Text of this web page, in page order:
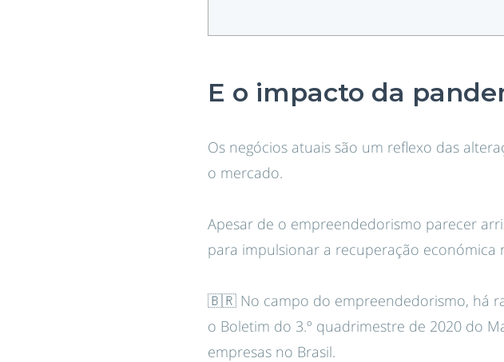
E o impacto da
Os negócios atuais são um reflexo das
o mercado.
Apesar de o empreendedorismo parecer
para impulsionar a recuperação económica
🇧🇷 No campo do empreendedorismo, há
o Boletim do 3.º quadrimestre de 2020 do
empresas no Brasil.